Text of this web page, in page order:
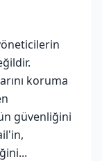
koruma
güvenliğini